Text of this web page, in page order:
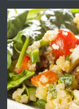
ПРЕДЛАГА